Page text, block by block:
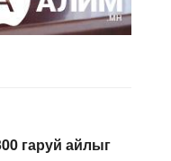
гаруй айлыг